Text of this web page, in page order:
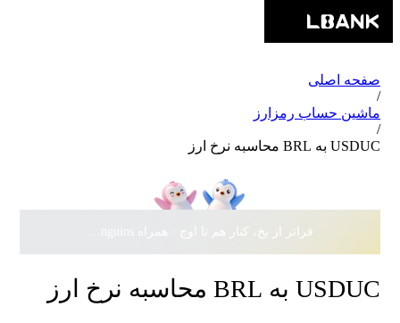
صفحه اصلی
/
ماشین حساب رمزارز
/
USDUC به BRL محاسبه نرخ ارز
USDUC به BRL محاسبه نرخ ارز